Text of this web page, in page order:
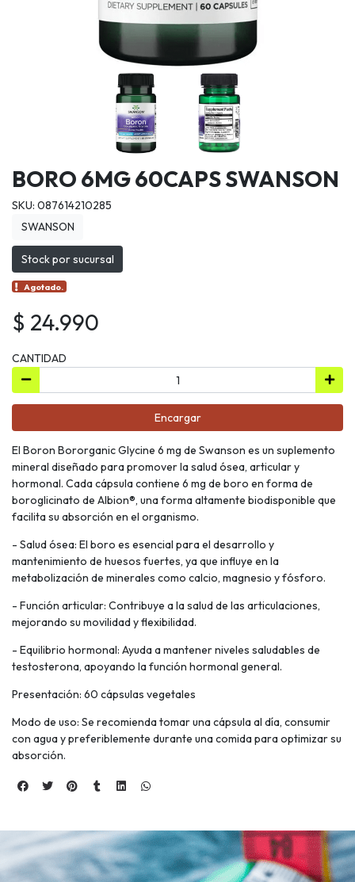
BORO 6MG 60CAPS SWANSON
SKU: 087614210285
SWANSON
Stock por sucursal
Agotado.
$ 24.990
CANTIDAD
Encargar
El Boron Bororganic Glycine 6 mg de Swanson es un suplemento
mineral diseñado para promover la salud ósea, articular y
hormonal. Cada cápsula contiene 6 mg de boro en forma de
boroglicinato de Albion®, una forma altamente biodisponible que
facilita su absorción en el organismo.
- Salud ósea: El boro es esencial para el desarrollo y
mantenimiento de huesos fuertes, ya que influye en la
metabolización de minerales como calcio, magnesio y fósforo.
- Función articular: Contribuye a la salud de las articulaciones,
mejorando su movilidad y flexibilidad.
- Equilibrio hormonal: Ayuda a mantener niveles saludables de
testosterona, apoyando la función hormonal general.
Presentación: 60 cápsulas vegetales
Modo de uso: Se recomienda tomar una cápsula al día, consumir
con agua y preferiblemente durante una comida para optimizar su
absorción.